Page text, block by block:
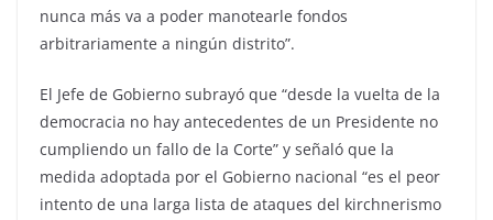
nunca más va a poder manotearle fondos
arbitrariamente a ningún distrito”.
El Jefe de Gobierno subrayó que “desde la vuelta de la
democracia no hay antecedentes de un Presidente no
cumpliendo un fallo de la Corte” y señaló que la
medida adoptada por el Gobierno nacional “es el peor
intento de una larga lista de ataques del kirchnerismo